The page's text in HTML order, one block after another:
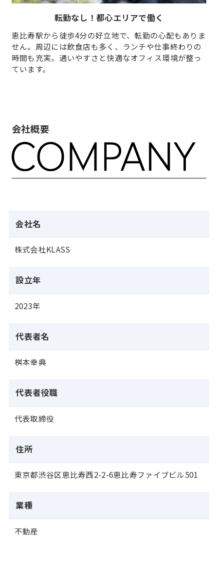
転勤なし！都心エリアで働く
恵比寿駅から徒歩4分の好立地で、転勤の心配もありま
せん。周辺には飲食店も多く、ランチや仕事終わりの
時間も充実。通いやすさと快適なオフィス環境が整っ
ています。
会社概要
会社名
株式会社KLASS
設立年
2023年
代表者名
桝本幸典
代表者役職
代表取締役
住所
東京都渋谷区恵比寿西2-2-6恵比寿ファイブビル501
業種
不動産